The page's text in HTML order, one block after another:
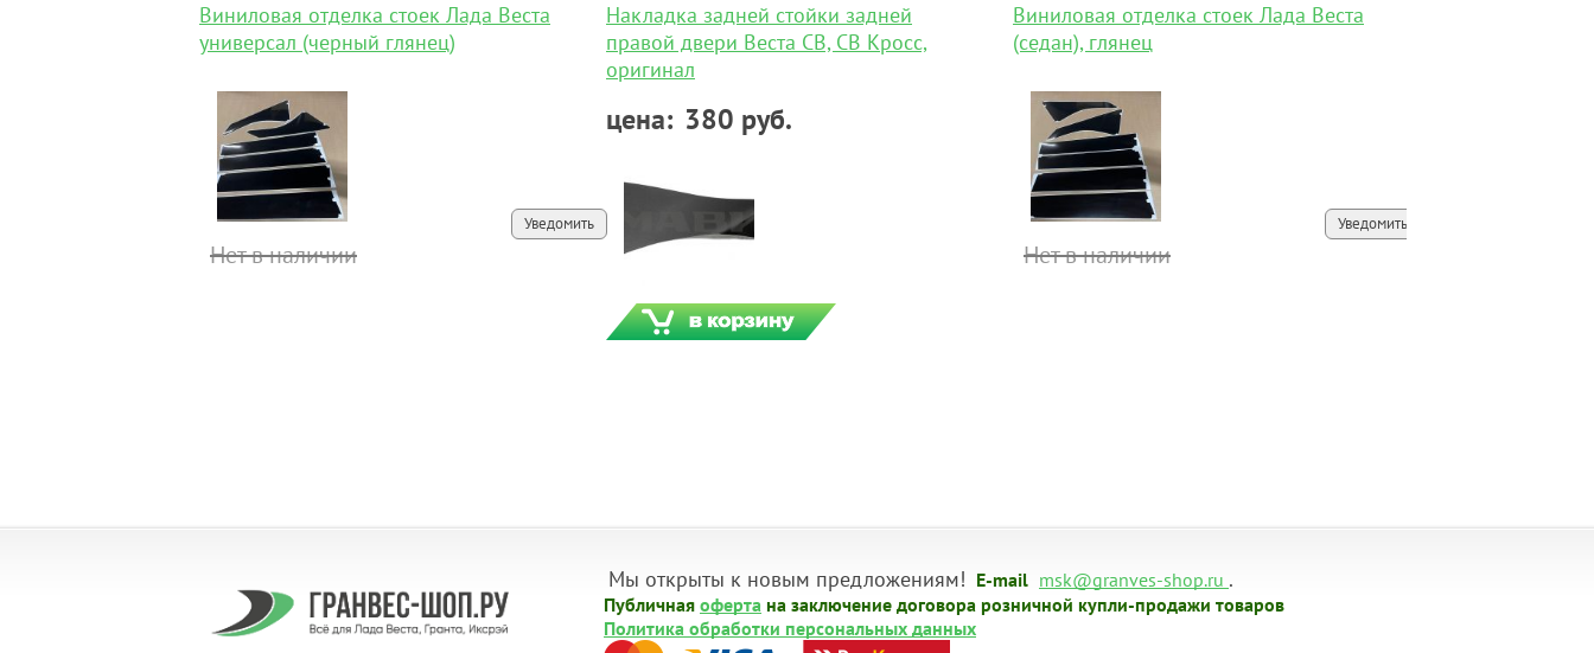
Виниловая отделка стоек Лада Веста
универсал (черный глянец)
Нет в наличии
Уведомить
Накладка задней стойки задней
правой двери Веста СВ, СВ Кросс,
оригинал
цена: 380 руб.
Виниловая отделка стоек Лада Веста
(седан), глянец
Нет в наличии
Уведомить
Мы открыты к новым предложениям! E-mail msk@granves-shop.ru .
Публичная оферта на заключение договора розничной купли-продажи товаров
Политика обработки персональных данных